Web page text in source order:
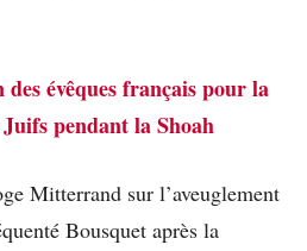
des évêques français pour la
pendant la Shoah
Mitterrand sur l’aveuglement
Bousquet après la